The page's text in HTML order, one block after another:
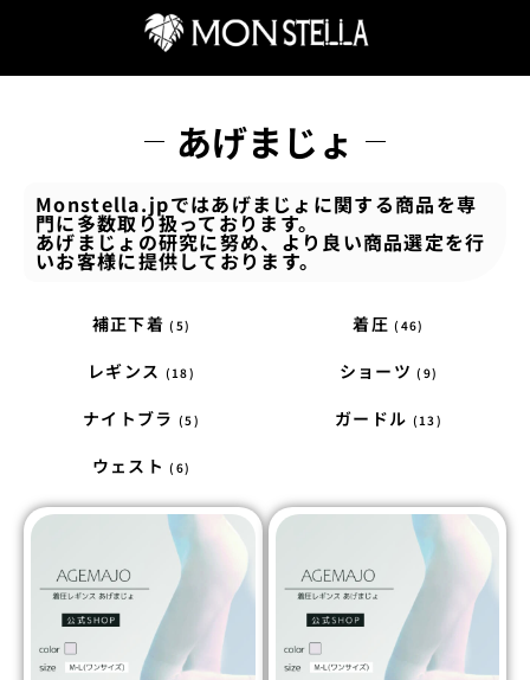
あげまじょ
Monstella.jpではあげまじょに関する商品を専
門に多数取り扱っております。
あげまじょの研究に努め、より良い商品選定を行
いお客様に提供しております。
補正下着(5) 着圧(46)
レギンス (18) ショーツ(9)
ナイトブラ (5) ガードル (13)
ウェスト(6)